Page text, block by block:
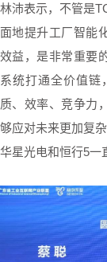
林沛表示，不管是
面地提升工厂智能
效益，是非常重要
系统打通全价值链
质、效率、竞争力
够应对未来更加复
华星光电和恒行5一